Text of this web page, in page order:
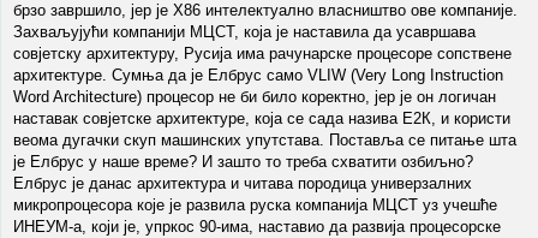
брзо завршило, јер је Х86 интелектуално власништво ове компаније.
Захваљујући компанији МЦСТ, која је наставила да усавршава
совјетску архитектуру, Русија има рачунарске процесоре сопствене
архитектуре. Сумња да је Елбрус само VLIW (Very Long Instruction
Word Architecture) процесор не би било коректно, јер је он логичан
наставак совјетске архитектуре, која се сада назива Е2К, и користи
веома дугачки скуп машинских упутстава. Поставља се питање шта
је Елбрус у наше време? И зашто то треба схватити озбиљно?
Елбрус је данас архитектура и читава породица универзалних
микропроцесора које је развила руска компанија МЦСТ уз учешће
ИНЕУМ-а, који је, упркос 90-има, наставио да развија процесорске